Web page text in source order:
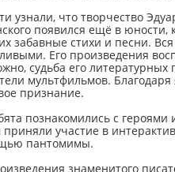
узнали, что творчество
появился ещё в
забавные стихи и песни.
Его произведения
судьба его
мультфильмов.
признание.
познакомились с героями
приняли участие в
пантомимы.
знаменитого